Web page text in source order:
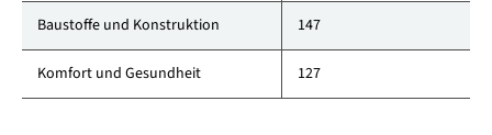
Baustoffe und Konstruktion 147
Komfort und Gesundheit 127